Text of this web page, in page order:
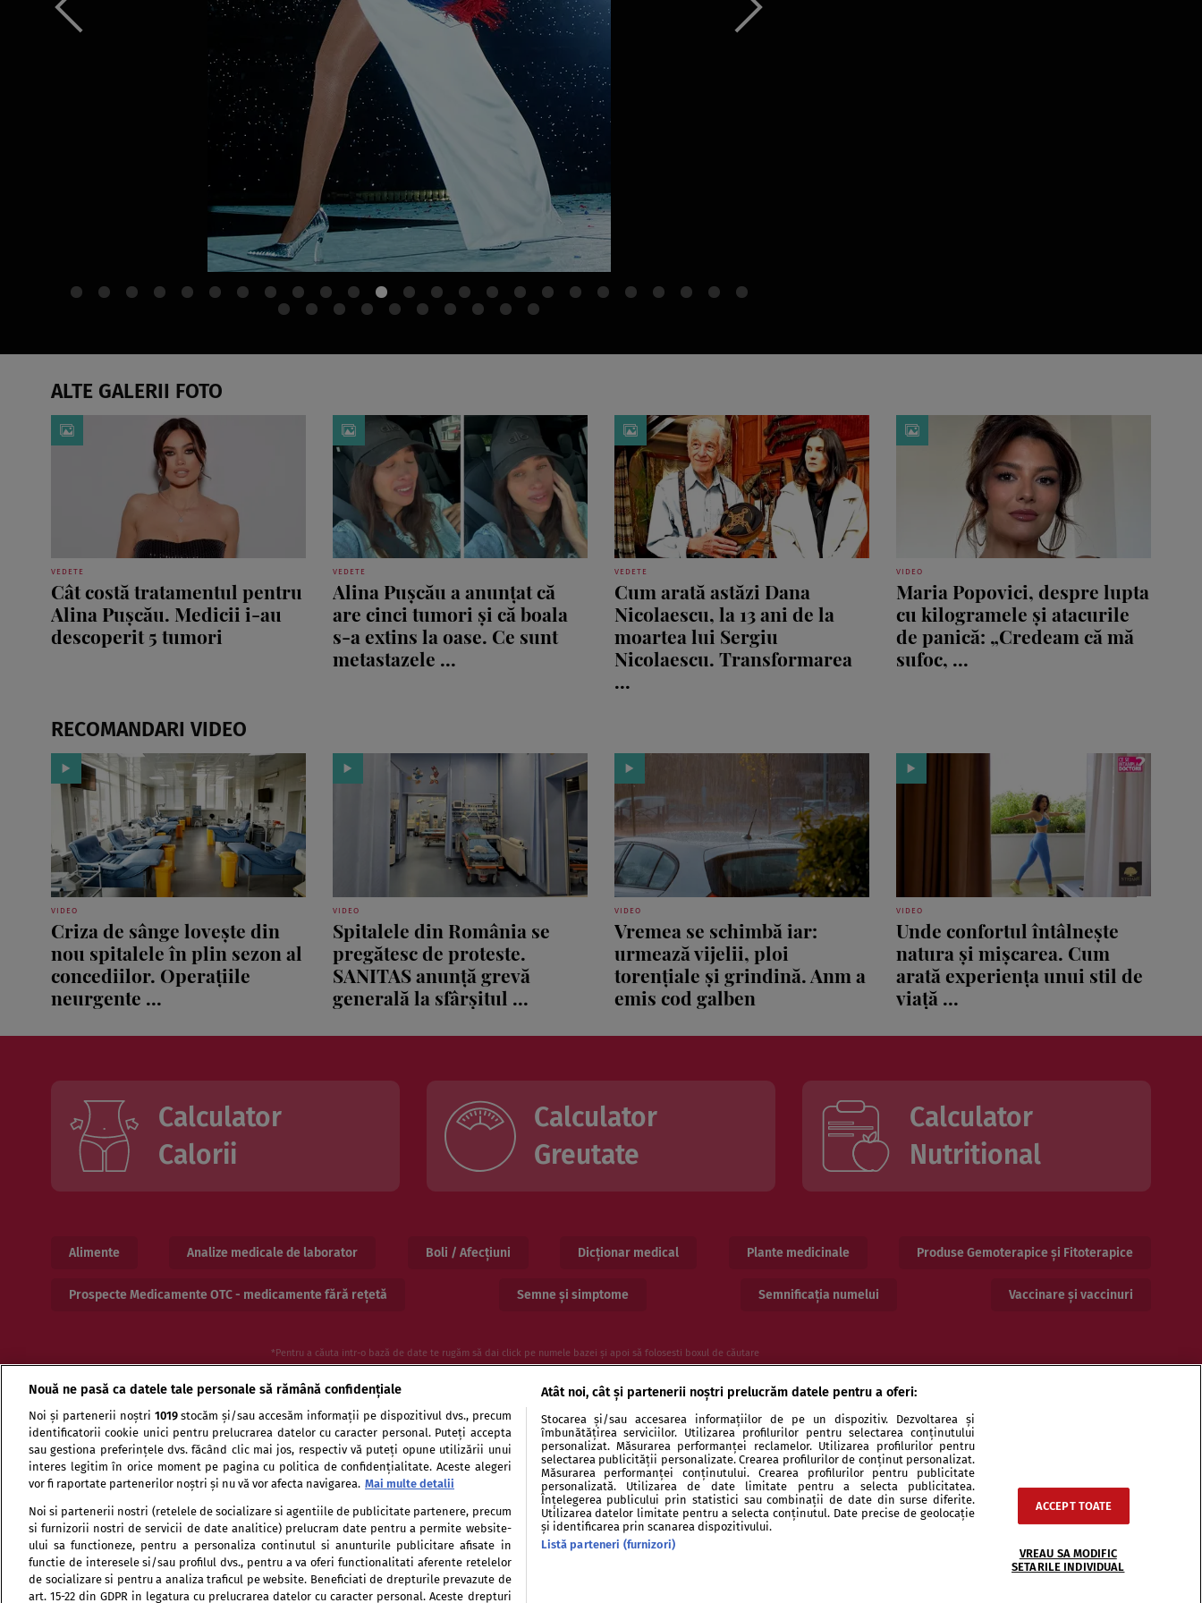
ALTE GALERII FOTO
VEDETE
Cât costă tratamentul pentru
Alina Pușcău. Medicii i-au
descoperit 5 tumori
VEDETE
Alina Pușcău a anunțat că
are cinci tumori și că boala
s-a extins la oase. Ce sunt
metastazele ...
VEDETE
Cum arată astăzi Dana
Nicolaescu, la 13 ani de la
moartea lui Sergiu
Nicolaescu. Transformarea
...
VIDEO
Maria Popovici, despre lupta
cu kilogramele și atacurile
de panică: „Credeam că mă
sufoc, ...
RECOMANDARI VIDEO
VIDEO
Criza de sânge lovește din
nou spitalele în plin sezon al
concediilor. Operațiile
neurgente ...
VIDEO
Spitalele din România se
pregătesc de proteste.
SANITAS anunță grevă
generală la sfârșitul ...
VIDEO
Vremea se schimbă iar:
urmează vijelii, ploi
torențiale și grindină. Anm a
emis cod galben
VIDEO
Unde confortul întâlnește
natura și mișcarea. Cum
arată experiența unui stil de
viață ...
Calculator
Calorii
Calculator
Greutate
Calculator
Nutritional
Alimente Analize medicale de laborator Boli / Afecțiuni Dicționar medical Plante medicinale Produse Gemoterapice și Fitoterapice
Prospecte Medicamente OTC - medicamente fără rețetă Semne și simptome Semnificația numelui Vaccinare și vaccinuri
*Pentru a căuta intr-o bază de date te rugăm să dai click pe numele bazei și apoi să folosesti boxul de căutare
Termeni si conditii de utilizare Politica de confidentialitate Politica de cookies Publicitate Autori și specialiști Echipa Contact Sitemap
Nouă ne pasă ca datele tale personale să rămână confidențiale
Noi și partenerii noștri 1019stocăm și/sau accesăm informații pe dispozitivul dvs., precum
identificatorii cookie unici pentru prelucrarea datelor cu caracter personal. Puteți accepta
sau gestiona preferințele dvs. făcând clic mai jos, respectiv vă puteți opune utilizării unui
interes legitim în orice moment pe pagina cu politica de confidențialitate. Aceste alegeri
vor fi raportate partenerilor noștri și nu vă vor afecta navigarea. Mai multe detalii
Noi si partenerii nostri (retelele de socializare si agentiile de publicitate partenere, precum
si furnizorii nostri de servicii de date analitice) prelucram date pentru a permite website-
ului sa functioneze, pentru a personaliza continutul si anunturile publicitare afisate in
functie de interesele si/sau profilul dvs., pentru a va oferi functionalitati aferente retelelor
de socializare si pentru a analiza traficul pe website. Beneficiati de drepturile prevazute de
art. 15-22 din GDPR in legatura cu prelucrarea datelor cu caracter personal. Aceste drepturi
Atât noi, cât și partenerii noștri prelucrăm datele pentru a oferi:
Stocarea și/sau accesarea informațiilor de pe un dispozitiv. Dezvoltarea și
îmbunătățirea serviciilor. Utilizarea profilurilor pentru selectarea conținutului
personalizat. Măsurarea performanței reclamelor. Utilizarea profilurilor pentru
selectarea publicității personalizate. Crearea profilurilor de conținut personalizat.
Măsurarea performanței conținutului. Crearea profilurilor pentru publicitate
personalizată. Utilizarea de date limitate pentru a selecta publicitatea.
Înțelegerea publicului prin statistici sau combinații de date din surse diferite.
Utilizarea datelor limitate pentru a selecta conținutul. Date precise de geolocație
și identificarea prin scanarea dispozitivului.
Listă parteneri (furnizori)
ACCEPT TOATE
VREAU SA MODIFIC
SETARILE INDIVIDUAL